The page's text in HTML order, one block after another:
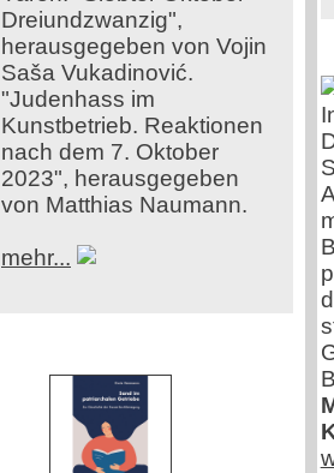
Dreiundzwanzig",
herausgegeben von Vojin
Saša Vukadinović.
"Judenhass im
Kunstbetrieb. Reaktionen
nach dem 7. Oktober
2023", herausgegeben
von Matthias Naumann.
mehr...